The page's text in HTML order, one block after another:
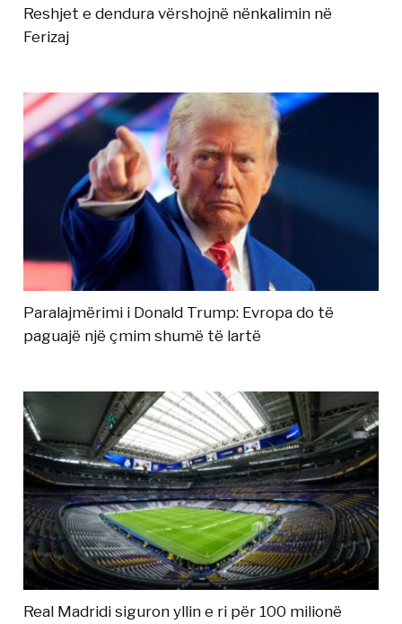
Reshjet e dendura vërshojnë nënkalimin në
Ferizaj
Paralajmërimi i Donald Trump: Evropa do të
paguajë një çmim shumë të lartë
Real Madridi siguron yllin e ri për 100 milionë